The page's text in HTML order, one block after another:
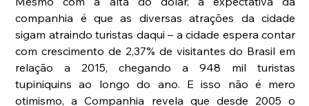
companhia é que as diversas atrações da cidade
sigam atraindo turistas daqui – a cidade espera contar
com crescimento de 2,37% de visitantes do Brasil em
relação a 2015, chegando a 948 mil turistas
tupiniquins ao longo do ano. E isso não é mero
otimismo, a Companhia revela que desde 2005 o